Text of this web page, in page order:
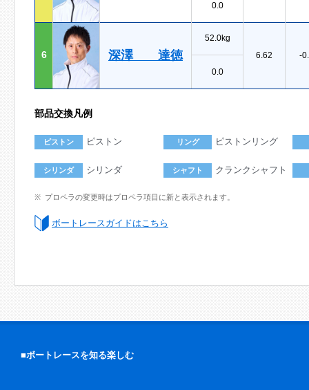
0.0
6 深澤 達徳
52.0kg
6.62
-
0.0
部品交換凡例
ピストン ピストン リング ピストンリング
シリンダ シリンダ シャフト クランクシャフト
プロペラの変更時はプロペラ項目に新と表示されます。
ボートレースガイドはこちら
■ボートレースを知る楽しむ